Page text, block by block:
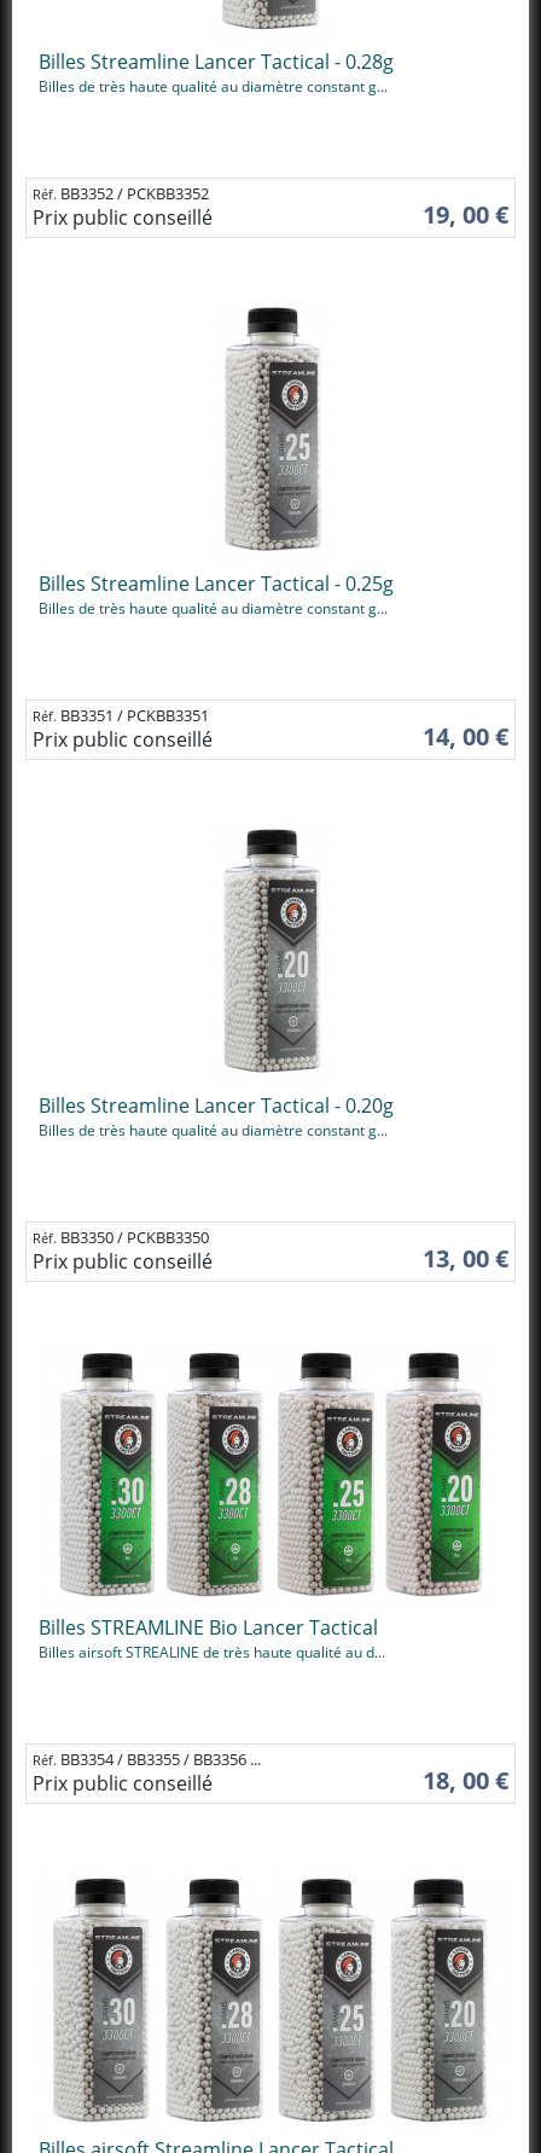
Billes Streamline Lancer Tactical - 0.28g
Billes de très haute qualité au diamètre constant g...
Réf. BB3352 / PCKBB3352
Prix public conseillé 19, 00 €
Billes Streamline Lancer Tactical - 0.25g
Billes de très haute qualité au diamètre constant g...
Réf. BB3351 / PCKBB3351
Prix public conseillé 14, 00 €
Billes Streamline Lancer Tactical - 0.20g
Billes de très haute qualité au diamètre constant g...
Réf. BB3350 / PCKBB3350
Prix public conseillé 13, 00 €
Billes STREAMLINE Bio Lancer Tactical
Billes airsoft STREALINE de très haute qualité au d...
Réf. BB3354 / BB3355 / BB3356 ...
Prix public conseillé 18, 00 €